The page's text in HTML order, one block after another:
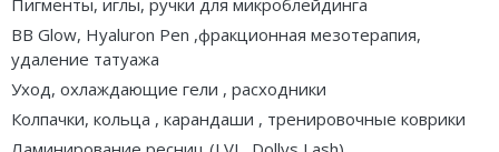
BB Glow, Hyaluron Pen ,фракционная мезотерапия,
удаление татуажа
Уход, охлаждающие гели , расходники
Колпачки, кольца , карандаши , тренировочные коврики